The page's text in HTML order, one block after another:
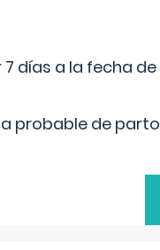
días a la fecha de
probable de parto